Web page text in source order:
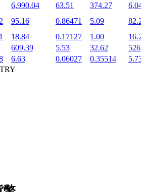
且安全的服務
6,990.04 63.51 374.27
95.16 0.86471 5.09
18.84 0.17127 1.00
609.39 5.53 32.62
6.63 0.06027 0.35514
TRY